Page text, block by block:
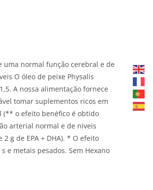
uma normal função cerebral e de
O óleo de peixe Physalis
A nossa alimentação fornece
tomar suplementos ricos em
(** o efeito benéfico é obtido
arterial normal e de niveis
g de EPA + DHA). * O efeito
e metais pesados. Sem Hexano